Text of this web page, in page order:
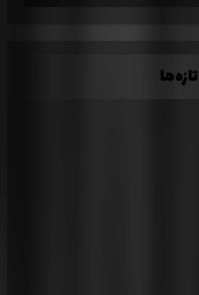
تازه‌ها